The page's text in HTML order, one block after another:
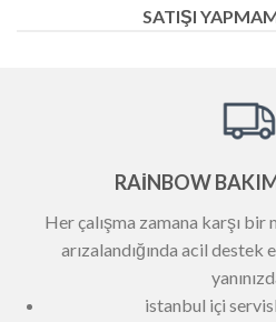
SATIŞI
RAİNBOW
Her çalışma zamana karşı bir
arızalandığında acil
istanbul içi